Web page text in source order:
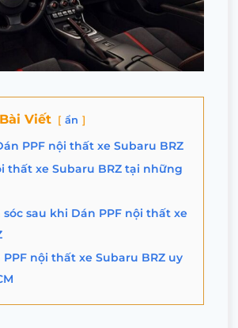
Viết ẩn
PPF nội thất xe Subaru BRZ
thất xe Subaru BRZ tại những
sóc sau khi Dán PPF nội thất xe
nội thất xe Subaru BRZ uy